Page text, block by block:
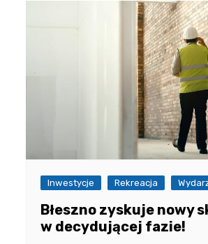
Inwestycje Rekreacja
Błeszno zyskuje nowy
w decydującej fazie!